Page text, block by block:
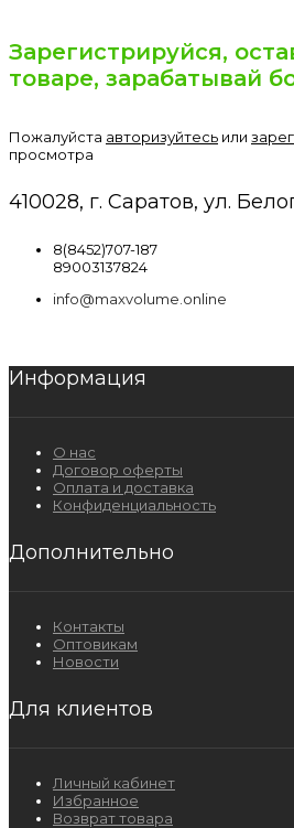
Зарегистрируйся,
товаре, зарабатывай
Пожалуйста авторизуйтесь или
просмотра
410028, г. Саратов, ул.
8(8452)707-187
89003137824
info@maxvolume.online
Информация
О нас
Договор оферты
Оплата и доставка
Конфиденциальность
Дополнительно
Контакты
Оптовикам
Новости
Для клиентов
Личный кабинет
Избранное
Возврат товара